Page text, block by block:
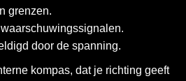
grenzen.
door de spanning.
kompas, dat je richting geeft